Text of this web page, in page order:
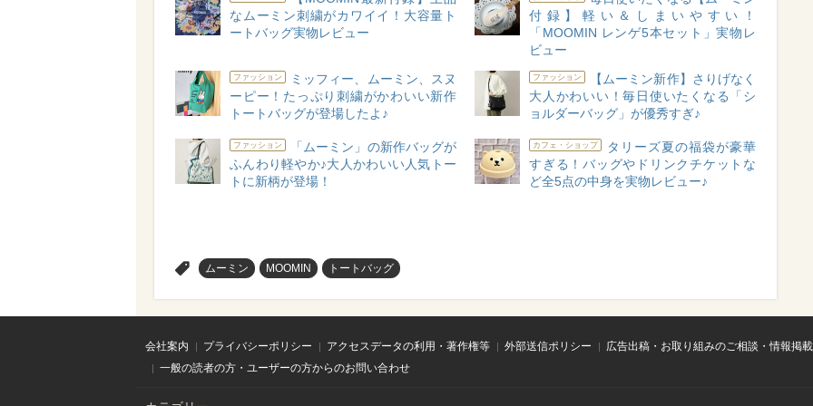
なムーミン刺繍がカワイイ！大容量ト
ートバッグ実物レビュー
付録】軽い＆しまいやすい！
「MOOMIN レンゲ5本セット」実物レ
ビュー
ファッション
ミッフィー、ムーミン、スヌ
ーピー！たっぷり刺繍がかわいい新作
トートバッグが登場したよ♪
ファッション
【ムーミン新作】さりげなく
大人かわいい！毎日使いたくなる「シ
ョルダーバッグ」が優秀すぎ♪
ファッション
「ムーミン」の新作バッグが
ふんわり軽やか♪大人かわいい人気トー
トに新柄が登場！
カフェ・ショップ
タリーズ夏の福袋が豪華
すぎる！バッグやドリンクチケットな
ど全5点の中身を実物レビュー♪
ムーミン MOOMIN トートバッグ
会社案内 プライバシーポリシー アクセスデータの利用・著作権等 外部送信ポリシー
広告出稿・お取り組みのご相談・情報掲
一般の読者の方・ユーザーの方からのお問い合わせ